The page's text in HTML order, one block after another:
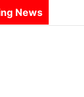
News